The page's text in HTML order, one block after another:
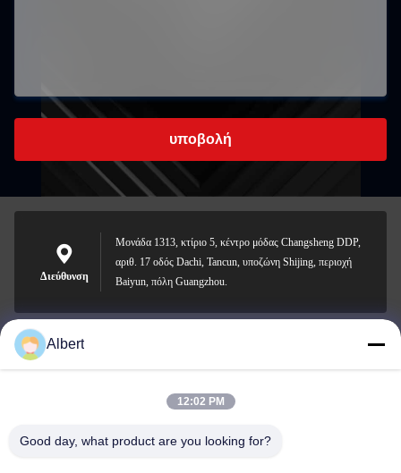
υποβολή
Διεύθυνση
Μονάδα 1313, κτίριο 5, κέντρο μόδας Changsheng DDP,
αριθ. 17 οδός Dachi, Tancun, υποζώνη Shijing, περιοχή
Baiyun, πόλη Guangzhou.
james@yimiautoparts.com
Albert
12:02 PM
Good day, what product are you looking for?